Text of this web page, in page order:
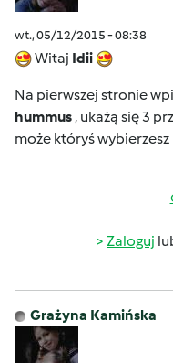
wt., 05/12/2015 - 08:38
Witaj Idii
Na pierwszej stronie
hummus , ukażą się 3
może któryś wybierzesz
Zaloguj
Grażyna Kamińska